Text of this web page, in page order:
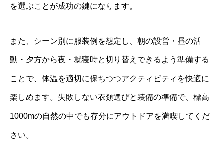
を選ぶことが成功の鍵になります。
また、シーン別に服装例を想定し、朝の設営・昼の活
動・夕方から夜・就寝時と切り替えできるよう準備する
ことで、体温を適切に保ちつつアクティビティを快適に
楽しめます。失敗しない衣類選びと装備の準備で、標高
1000mの自然の中でも存分にアウトドアを満喫してくだ
さい。